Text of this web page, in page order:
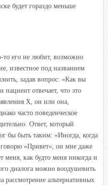
будет гораздо меньше
то его не любит, возможно
известное под названием
задав вопрос: «Как вы
отвечает, что это
X, он или она,
часто поведенческое
Ответ, который
бы быть таким: «Иногда, когда
«Привет», он мне даже
меня, как будто меня никогда и
диалога можно воодушевить
альтернативных